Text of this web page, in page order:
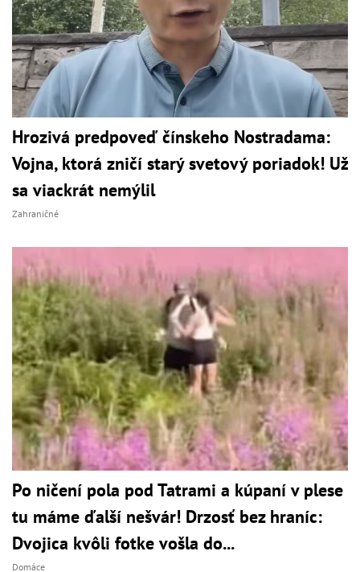
Hrozivá predpoveď čínskeho Nostradama:
Vojna, ktorá zničí starý svetový poriadok! Už
sa viackrát nemýlil
Zahraničné
Po ničení pola pod Tatrami a kúpaní v plese
tu máme ďalší nešvár! Drzosť bez hraníc:
Dvojica kvôli fotke vošla do...
Domáce